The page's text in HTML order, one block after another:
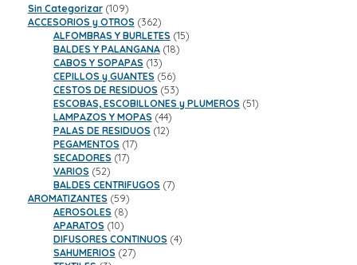
Sin Categorizar 109109
productos
ACCESORIOS y OTROS 362362
productos
ALFOMBRAS Y BURLETES 1515
BALDES Y PALANGANA 1818
CABOS Y SOPAPAS 1313
productos
CEPILLOS y GUANTES 5656
productos
CESTOS DE RESIDUOS 5353
productos
ESCOBAS, ESCOBILLONES y PLUMEROS 5151
LAMPAZOS Y MOPAS 4444
productos
PALAS DE RESIDUOS 1212
PEGAMENTOS 1717
SECADORES 1717
VARIOS 5252
productos
BALDES CENTRIFUGOS 77
AROMATIZANTES 5959
productos
AEROSOLES 88
productos
APARATOS 1010
productos
DIFUSORES CONTINUOS 44
SAHUMERIOS 2727